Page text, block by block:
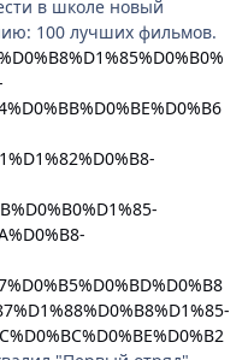
в школе новый
100 лучших фильмов.